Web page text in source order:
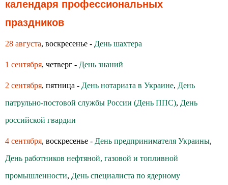
календаря профессиональных
праздников
28 августа, воскресенье - День шахтера
1 сентября, четверг - День знаний
2 сентября, пятница - День нотариата в Украине, День
патрульно-постовой службы России (День ППС), День
российской гвардии
4 сентября, воскресенье - День предпринимателя Украины,
День работников нефтяной, газовой и топливной
промышленности, День специалиста по ядерному